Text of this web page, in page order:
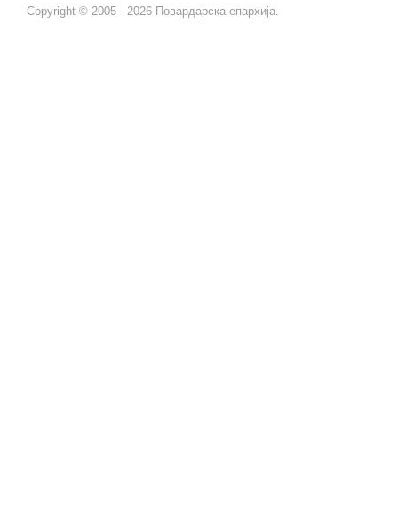
Copyright © 2005 - 2026 Повардарска епархија.